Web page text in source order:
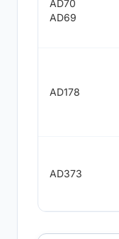
AD70
AD69
AD178
AD373